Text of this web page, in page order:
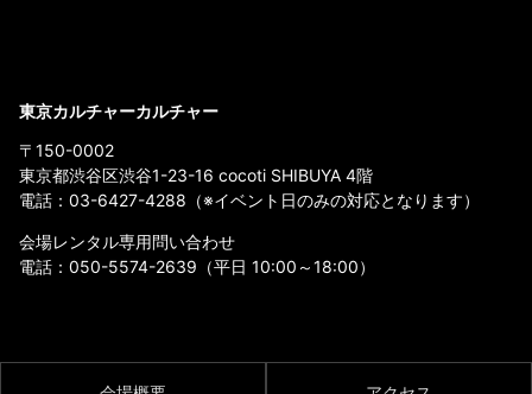
東京カルチャーカルチャー
〒150-0002
東京都渋谷区渋谷1-23-16 cocoti SHIBUYA 4階
電話： 03-6427-4288 （※イベント日のみの対応となります）
会場レンタル専用問い合わせ
電話： 050-5574-2639 （平日 10:00～18:00）